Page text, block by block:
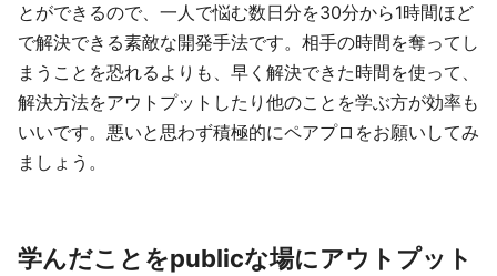
とができるので、一人で悩む数日分を30分から1時間ほど
で解決できる素敵な開発手法です。相手の時間を奪ってし
まうことを恐れるよりも、早く解決できた時間を使って、
解決方法をアウトプットしたり他のことを学ぶ方が効率も
いいです。悪いと思わず積極的にペアプロをお願いしてみ
ましょう。
学んだことをpublicな場にアウトプット